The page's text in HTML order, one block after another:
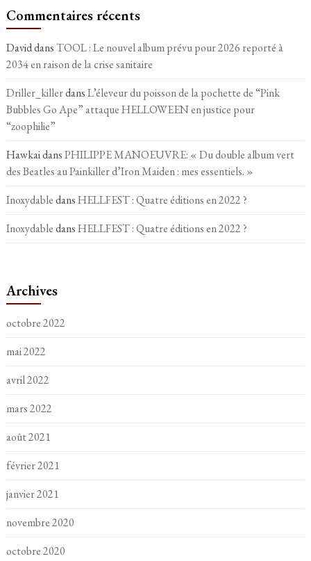
Commentaires récents
DaviddansTOOL : Le nouvel album prévu pour 2026 reporté à
2034 en raison de la crise sanitaire
Driller_killerdansL’éleveur du poisson de la pochette de “Pink
Bubbles Go Ape” attaque HELLOWEEN en justice pour
“zoophilie”
HawkaidansPHILIPPE MANOEUVRE: « Du double album vert
des Beatles au Painkiller d’Iron Maiden : mes essentiels. »
InoxydabledansHELLFEST : Quatre éditions en 2022 ?
InoxydabledansHELLFEST : Quatre éditions en 2022 ?
Archives
octobre 2022
mai 2022
avril 2022
mars 2022
août 2021
février 2021
janvier 2021
novembre 2020
octobre 2020